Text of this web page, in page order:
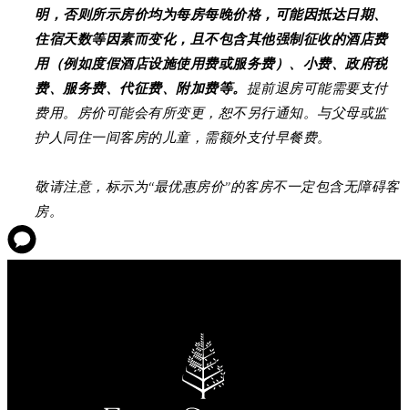
明，否则所示房价均为每房每晚价格，可能因抵达日期、
住宿天数等因素而变化，且不包含其他强制征收的酒店费
用（例如度假酒店设施使用费或服务费）、小费、政府税
费、服务费、代征费、附加费等。 提前退房可能需要支付
费用。房价可能会有所变更，恕不另行通知。与父母或监
护人同住一间客房的儿童，需额外支付早餐费。
敬请注意，标示为“最优惠房价”的客房不一定包含无障碍客
房。